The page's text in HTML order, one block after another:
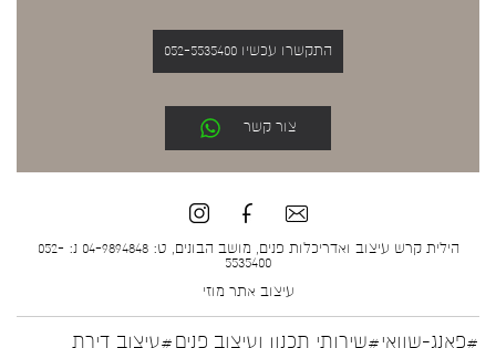
התקשרו עכשיו 052-5535400
צור קשר
הילית קרש עיצוב ואדריכלות פנים, מושב הבונים, ט: 04-9894848 נ: 052-
5535400
עיצוב אתר מוזי
#פאנג-שוואי#שירותי תכנון ועיצוב פנים#עיצוב דירת